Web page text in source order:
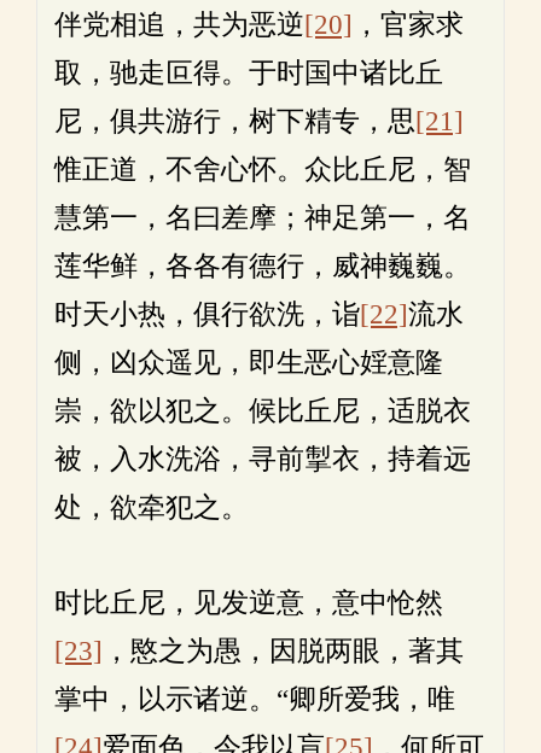
伴党相追，共为恶逆[20] ，官家求
取，驰走叵得。于时国中诸比丘
尼，俱共游行，树下精专，思[21]
惟正道，不舍心怀。众比丘尼，智
慧第一，名曰差摩；神足第一，名
莲华鲜，各各有德行，威神巍巍。
时天小热，俱行欲洗，诣[22]流水
侧，凶众遥见，即生恶心婬意隆
崇，欲以犯之。候比丘尼，适脱衣
被，入水洗浴，寻前掣衣，持着远
处，欲牵犯之。
时比丘尼，见发逆意，意中怆然
[23] ，愍之为愚，因脱两眼，著其
掌中，以示诸逆。“卿所爱我，唯